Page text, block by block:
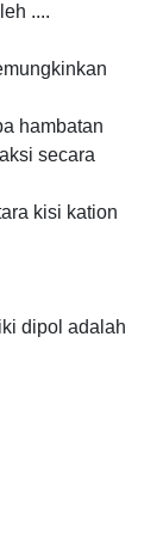
....
hambatan
secara
kisi kation
dipol adalah